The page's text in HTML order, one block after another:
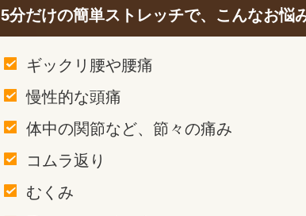
5分だけの簡単ストレッチで、こんなお悩
ギックリ腰や腰痛
慢性的な頭痛
体中の関節など、節々の痛み
コムラ返り
むくみ